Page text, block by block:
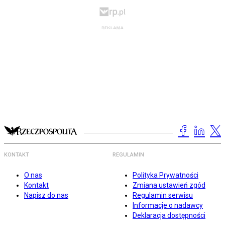
KONTAKT
O nas
Kontakt
Napisz do nas
REGULAMIN
Polityka Prywatności
Zmiana ustawień zgód
Regulamin serwisu
Informacje o nadawcy
Deklaracja dostępności